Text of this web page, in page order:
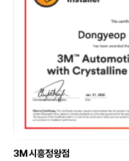
3M 시흥정왕점